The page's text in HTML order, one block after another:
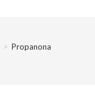
> Propanona